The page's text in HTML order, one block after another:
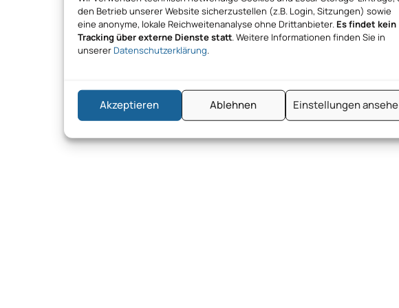
den Betrieb unserer Website sicherzustellen (z.B. Login, Sitzungen) sowie
eine anonyme, lokale Reichweitenanalyse ohne Drittanbieter. Es findet kein
Tracking über externe Dienste statt. Weitere Informationen finden Sie in
unserer Datenschutzerklärung.
Akzeptieren Ablehnen Einstellungen